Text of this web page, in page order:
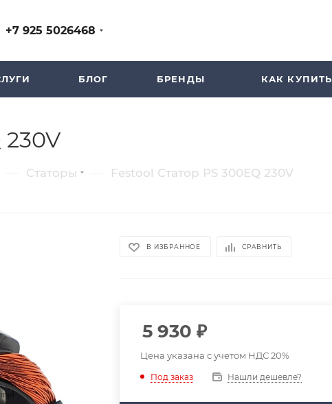
+7 925 5026468
БЛОГ БРЕНДЫ КАК КУПИТЬ
230V
Статоры Festool Статор PS 300EQ 230V
В ИЗБРАННОЕ СРАВНИТЬ
5 930 ₽
Цена указана с учетом НДС 20%
Под заказ Нашли дешевле?